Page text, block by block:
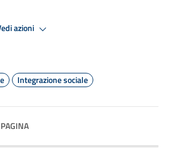
azioni
Integrazione sociale